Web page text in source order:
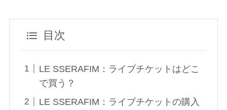
目次
LE SSERAFIM：ライブチケットはどこ
で買う？
LE SSERAFIM：ライブチケットの購入